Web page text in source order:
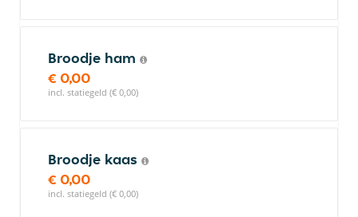
Broodje ham
€ 0,00
incl. statiegeld (€ 0,00)
Broodje kaas
€ 0,00
incl. statiegeld (€ 0,00)